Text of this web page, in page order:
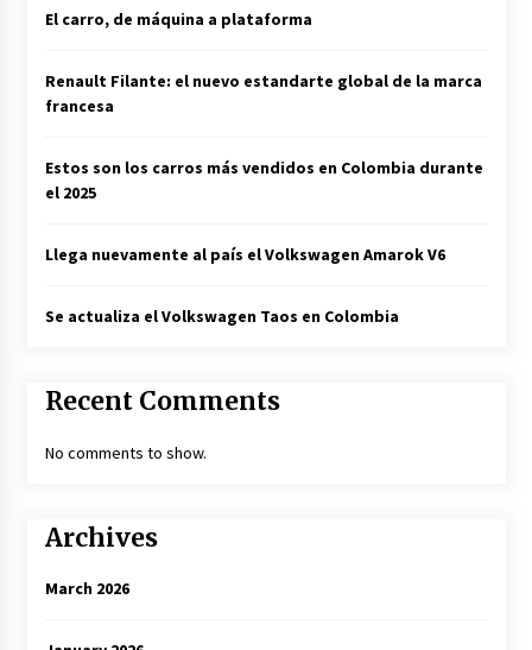
El carro, de máquina a plataforma
Renault Filante: el nuevo estandarte global de la marca
francesa
Estos son los carros más vendidos en Colombia durante
el 2025
Llega nuevamente al país el Volkswagen Amarok V6
Se actualiza el Volkswagen Taos en Colombia
Recent Comments
No comments to show.
Archives
March 2026